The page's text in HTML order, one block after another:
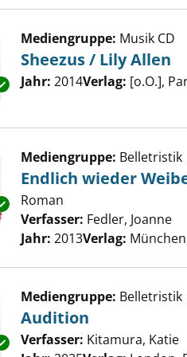
Exemplar-Details von Sheezus
Mediengruppe: Musik CD
Sheezus / Lily Allen
Suche nach diesem
Jahr: 2014Verlag: [o.O.],
Exemplar-Details von Endlich
Mediengruppe: Belletristik
Endlich wieder
Roman
Verfasser: Fedler, Joanne
Jahr: 2013Verlag:
Exemplar-Details von Audition
Mediengruppe: Belletristik
Audition
Verfasser: Kitamura, Katie